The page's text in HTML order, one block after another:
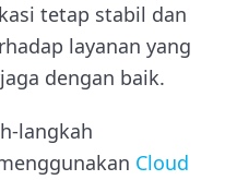
tetap stabil dan
layanan yang
dengan baik.
langkah
Cloud